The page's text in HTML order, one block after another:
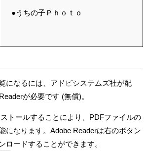
●うちの子Ｐｈｏｔｏ
になるには、アドビシステムズ社が配
が必要です (無償)。
トールすることにより、PDFファイルの
になります。Adobe Readerは右のボタン
ロードすることができます。